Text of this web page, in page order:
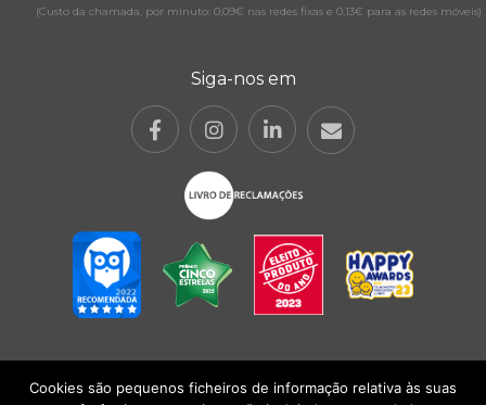
(Custo da chamada, por minuto: 0,09€ nas redes fixas e 0,13€ para as redes móveis)
Siga-nos em
POLÍTICA DE PRIVACIDADE|TERMOS E CONDIÇÕESlCONDIÇÕES
Cookies são pequenos ficheiros de informação relativa às suas